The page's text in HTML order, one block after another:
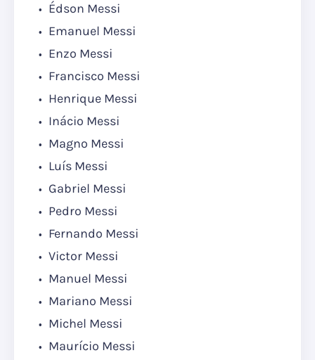
Édson Messi
Emanuel Messi
Enzo Messi
Francisco Messi
Henrique Messi
Inácio Messi
Magno Messi
Luís Messi
Gabriel Messi
Pedro Messi
Fernando Messi
Victor Messi
Manuel Messi
Mariano Messi
Michel Messi
Maurício Messi